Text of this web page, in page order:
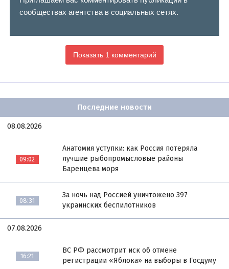
сообществах агентства в социальных сетях.
Показать 1 комментарий
Последние новости
08.08.2026
09:02
Анатомия уступки: как Россия потеряла
лучшие рыбопромысловые районы
Баренцева моря
08:31
За ночь над Россией уничтожено 397
украинских беспилотников
07.08.2026
16:21
ВС РФ рассмотрит иск об отмене
регистрации «Яблока» на выборы в Госдуму